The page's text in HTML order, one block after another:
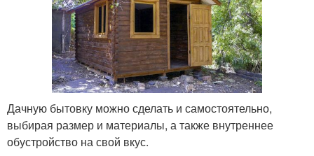
Дачную бытовку можно сделать и самостоятельно,
выбирая размер и материалы, а также внутреннее
обустройство на свой вкус.